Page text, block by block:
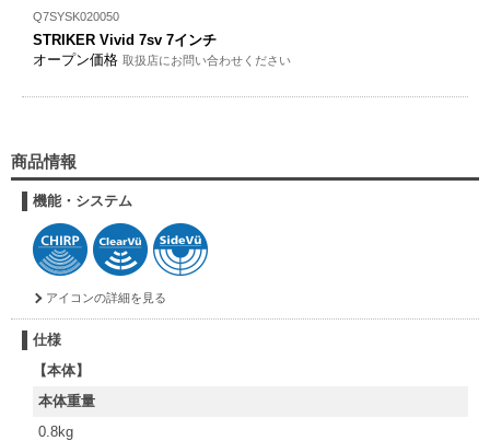
Q7SYSK020050
STRIKER Vivid 7sv 7インチ
オープン価格 取扱店にお問い合わせください
商品情報
機能・システム
アイコンの詳細を見る
仕様
【本体】
本体重量
0.8kg